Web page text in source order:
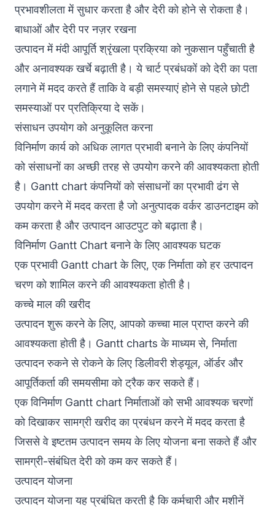
प्रभावशीलता में सुधार करता है और देरी को होने से रोकता है।
बाधाओं और देरी पर नज़र रखना
उत्पादन में मंदी आपूर्ति श्रृंखला प्रक्रिया को नुकसान पहुँचाती है
और अनावश्यक खर्चे बढ़ाती है। ये चार्ट प्रबंधकों को देरी का पता
लगाने में मदद करते हैं ताकि वे बड़ी समस्याएं होने से पहले छोटी
समस्याओं पर प्रतिक्रिया दे सकें।
संसाधन उपयोग को अनुकूलित करना
विनिर्माण कार्य को अधिक लागत प्रभावी बनाने के लिए कंपनियों
को संसाधनों का अच्छी तरह से उपयोग करने की आवश्यकता होती
है। Gantt chart कंपनियों को संसाधनों का प्रभावी ढंग से
उपयोग करने में मदद करता है जो अनुत्पादक वर्कर डाउनटाइम को
कम करता है और उत्पादन आउटपुट को बढ़ाता है।
विनिर्माण Gantt Chart बनाने के लिए आवश्यक घटक
एक प्रभावी Gantt chart के लिए, एक निर्माता को हर उत्पादन
चरण को शामिल करने की आवश्यकता होती है।
कच्चे माल की खरीद
उत्पादन शुरू करने के लिए, आपको कच्चा माल प्राप्त करने की
आवश्यकता होती है। Gantt charts के माध्यम से, निर्माता
उत्पादन रुकने से रोकने के लिए डिलीवरी शेड्यूल, ऑर्डर और
आपूर्तिकर्ता की समयसीमा को ट्रैक कर सकते हैं।
एक विनिर्माण Gantt chart निर्माताओं को सभी आवश्यक चरणों
को दिखाकर सामग्री खरीद का प्रबंधन करने में मदद करता है
जिससे वे इष्टतम उत्पादन समय के लिए योजना बना सकते हैं और
सामग्री-संबंधित देरी को कम कर सकते हैं।
उत्पादन योजना
उत्पादन योजना यह प्रबंधित करती है कि कर्मचारी और मशीनें